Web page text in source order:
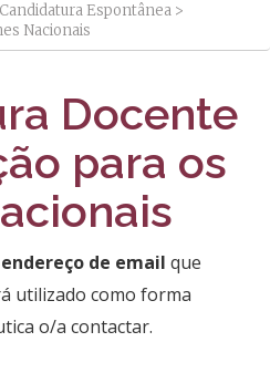
Candidatura Espontânea >
Nacionais
Docente
para os
endereço de email que
utilizado como forma
o/a contactar.